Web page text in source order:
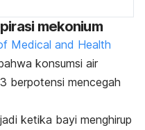
mekonium
Medical and Health
konsumsi air
berpotensi mencegah
ketika bayi menghirup